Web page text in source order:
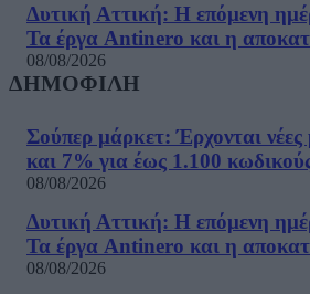
Δυτική Αττική: Η επόμενη
Τα έργα Antinero και η
08/08/2026
ΔΗΜΟΦΙΛΗ
Σούπερ μάρκετ: Έρχονται νέες
και 7% για έως 1.100
08/08/2026
Δυτική Αττική: Η επόμενη
Τα έργα Antinero και η
08/08/2026